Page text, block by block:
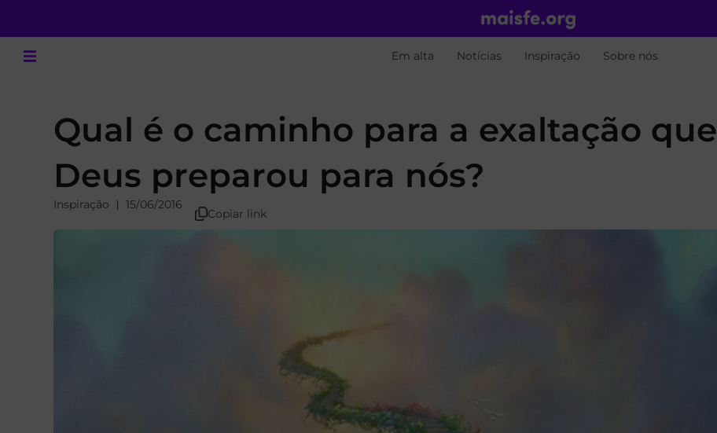
Em alta Notícias Inspiração Sobre nós
Qual é o caminho para a exaltação que
Deus preparou para nós?
Inspiração 15/06/2016
Copiar link